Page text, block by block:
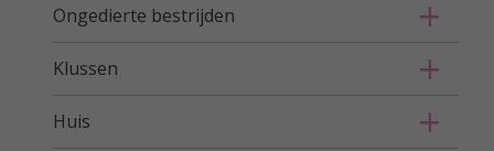
Ongedierte bestrijden
Klussen
Huis